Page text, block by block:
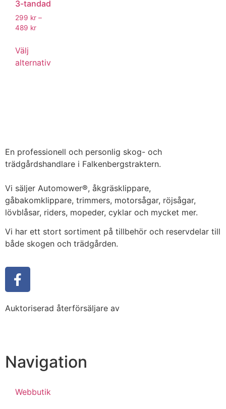
3-tandad
299 kr –
489 kr
Välj
alternativ
En professionell och personlig skog- och
trädgårdshandlare i Falkenbergstraktern.
Vi säljer Automower®, åkgräsklippare,
gåbakomklippare, trimmers, motorsågar, röjsågar,
lövblåsar, riders, mopeder, cyklar och mycket mer.
Vi har ett stort sortiment på tillbehör och reservdelar till
både skogen och trädgården.
Auktoriserad återförsäljare av
Navigation
Webbutik